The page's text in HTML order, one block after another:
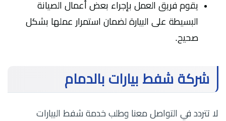
يقوم فريق العمل بإجراء بعض أعمال الصيانة
البسيطة على البيارة لضمان استمرار عملها بشكل
صحيح.
شركة شفط بيارات بالدمام
لا تتردد في التواصل معنا وطلب خدمة شفط البيارات